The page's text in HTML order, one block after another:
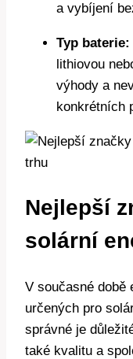
a vybíjení
Typ baterie:
lithiovou
výhody a
konkrétních
Nejlepší
solární
V současné době
určených pro
správné je
také kvalitu a